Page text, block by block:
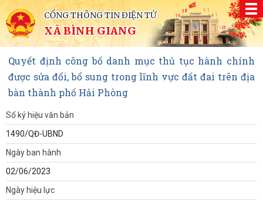
CỔNG THÔNG TIN ĐIỆN TỬ
XÃ BÌNH GIANG
Quyết định công bố danh mục thủ tục hành chính
được sửa đổi, bổ sung trong lĩnh vực đất đai trên địa
bàn thành phố Hải Phòng
Số ký hiệu văn bản
1490/QĐ-UBND
Ngày ban hành
02/06/2023
Ngày hiệu lực